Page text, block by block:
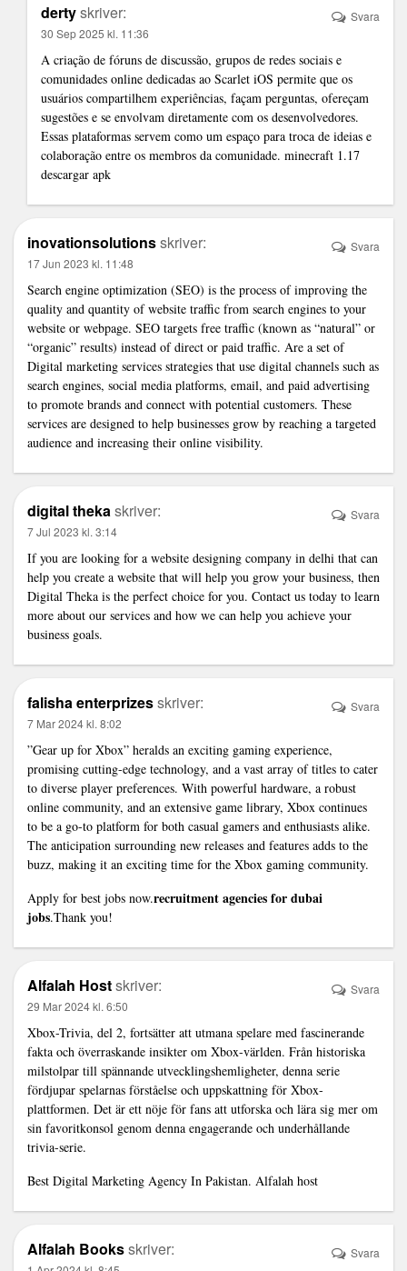
dertyskriver:
30 Sep 2025 kl. 11:36
A criação de fóruns de discussão, grupos de redes sociais e
comunidades online dedicadas ao Scarlet iOS permite que os
usuários compartilhem experiências, façam perguntas, ofereçam
sugestões e se envolvam diretamente com os desenvolvedores.
Essas plataformas servem como um espaço para troca de ideias e
colaboração entre os membros da comunidade. minecraft 1.17
descargar apk
Svara
inovationsolutionsskriver:
17 Jun 2023 kl. 11:48
Search engine optimization (SEO) is the process of improving the
quality and quantity of website traffic from search engines to your
website or webpage. SEO targets free traffic (known as “natural” or
“organic” results) instead of direct or paid traffic. Are a set of
Digital marketing services strategies that use digital channels such as
search engines, social media platforms, email, and paid advertising
to promote brands and connect with potential customers. These
services are designed to help businesses grow by reaching a targeted
audience and increasing their online visibility.
Svara
digital thekaskriver:
7 Jul 2023 kl. 3:14
If you are looking for a website designing company in delhi that can
help you create a website that will help you grow your business, then
Digital Theka is the perfect choice for you. Contact us today to learn
more about our services and how we can help you achieve your
business goals.
Svara
falisha enterprizesskriver:
7 Mar 2024 kl. 8:02
”Gear up for Xbox” heralds an exciting gaming experience,
promising cutting-edge technology, and a vast array of titles to cater
to diverse player preferences. With powerful hardware, a robust
online community, and an extensive game library, Xbox continues
to be a go-to platform for both casual gamers and enthusiasts alike.
The anticipation surrounding new releases and features adds to the
buzz, making it an exciting time for the Xbox gaming community.
Apply for best jobs now.recruitment agencies for dubai
jobs.Thank you!
Svara
Alfalah Hostskriver:
29 Mar 2024 kl. 6:50
Xbox-Trivia, del 2, fortsätter att utmana spelare med fascinerande
fakta och överraskande insikter om Xbox-världen. Från historiska
milstolpar till spännande utvecklingshemligheter, denna serie
fördjupar spelarnas förståelse och uppskattning för Xbox-
plattformen. Det är ett nöje för fans att utforska och lära sig mer om
sin favoritkonsol genom denna engagerande och underhållande
trivia-serie.
Best Digital Marketing Agency In Pakistan. Alfalah host
Svara
Alfalah Booksskriver: Svara